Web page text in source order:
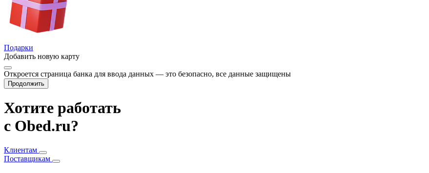
Подарки
Добавить новую карту
Откроется страница банка для ввода данных — это безопасно, все данные защищены
Продолжить
Хотите работать
с Obed.ru?
Клиентам
Поставщикам